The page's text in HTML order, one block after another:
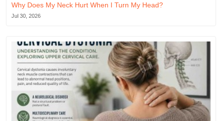
Why Does My Neck Hurt When I Turn My Head?
Jul 30, 2026